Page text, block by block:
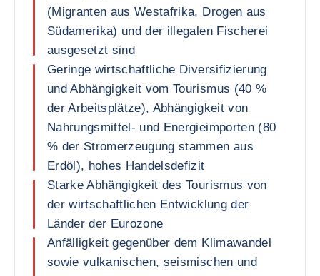
(Migranten aus Westafrika, Drogen aus
Südamerika) und der illegalen Fischerei
ausgesetzt sind
Geringe wirtschaftliche Diversifizierung
und Abhängigkeit vom Tourismus (40 %
der Arbeitsplätze), Abhängigkeit von
Nahrungsmittel- und Energieimporten (80
% der Stromerzeugung stammen aus
Erdöl), hohes Handelsdefizit
Starke Abhängigkeit des Tourismus von
der wirtschaftlichen Entwicklung der
Länder der Eurozone
Anfälligkeit gegenüber dem Klimawandel
sowie vulkanischen, seismischen und